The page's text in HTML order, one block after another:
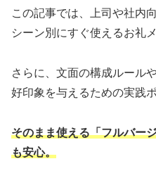
この記事では、上司や社内
シーン別にすぐ使えるお礼
さらに、文面の構成ルール
好印象を与えるための実践
そのまま使える「フルバー
も安心。